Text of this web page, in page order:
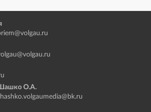
Шашко О.А.